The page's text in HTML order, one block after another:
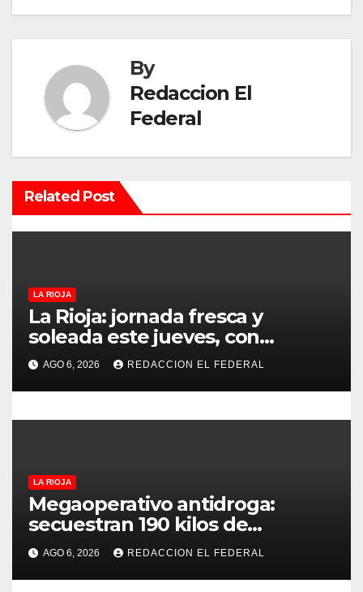
c
ó
n
d
e
n
t
r
a
a
s
By
Redaccion El
Federal
Related Post
LA RIOJA
La Rioja: jornada fresca y
soleada este jueves, con
temperaturas estables para el
viernes
AGO 6, 2026 REDACCION EL FEDERAL
LA RIOJA
Megaoperativo antidroga:
secuestran 190 kilos de
marihuana que tenían como
destino La Rioja y Catamarca
AGO 6, 2026 REDACCION EL FEDERAL